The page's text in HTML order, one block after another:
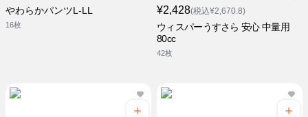
やわらかパンツL-LL
16枚
¥2,428(税込¥2,670.8)
ウィスパーうすさら 安心 中量用
80cc
42枚